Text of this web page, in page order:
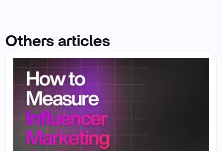
Others articles